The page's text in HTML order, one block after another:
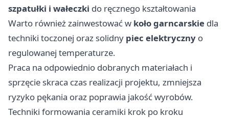
szpatułki i wałeczki do ręcznego kształtowania
Warto również zainwestować w koło garncarskie dla
techniki toczonej oraz solidny piec elektryczny o
regulowanej temperaturze.
Praca na odpowiednio dobranych materiałach i
sprzęcie skraca czas realizacji projektu, zmniejsza
ryzyko pękania oraz poprawia jakość wyrobów.
Techniki formowania ceramiki krok po kroku